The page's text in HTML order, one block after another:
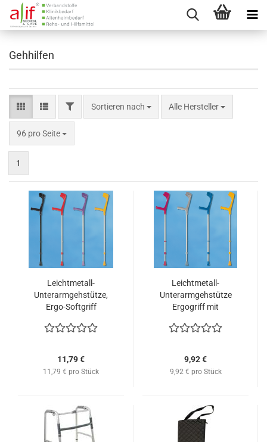
Gehhilfen
FILTERSortieren nach
Sortieren nach Alle Hersteller
96 pro Seite
pro Seite
1
Leichtmetall-
Unterarmgehstütze,
Ergo-Softgriff
11,79 €
11,79 € pro Stück
Leichtmetall-
Unterarmgehstütze
Ergogriff mit
teilfarbig
9,92 €
9,92 € pro Stück